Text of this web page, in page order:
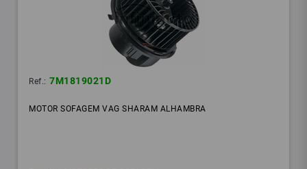
Ref.: 7M1819021D
MOTOR SOFAGEM VAG SHARAM ALHAMBRA